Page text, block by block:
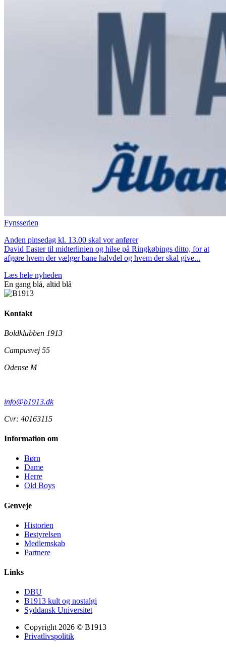
Fynsserien
Anden pinsedag kl. 13.00 skal vor anfører
David Easter til midterlinien og hilse på Ringkøbings ditto, for at
afgøre hvem der vælger bane halvdel og hvem der skal give...
Læs hele nyheden
En gang blå, altid blå
Kontakt
Boldklubben 1913
Campusvej 55
Odense M
info@b1913.dk
Cvr: 40163115
Information om
Børn
Dame
Herre
Old Boys
Genveje
Historien
Bestyrelsen
Medlemskab
Partnere
Links
DBU
B1913 kult og nostalgi
Syddansk Universitet
Copyright 2026 © B1913
Privatlivspolitik